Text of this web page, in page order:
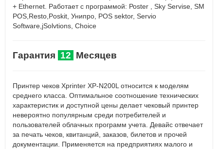
+ Ethernet. Работает с программой: Роster , Sky Servise, SM
POS,Resto,Poskit, Унипро, POS sektor, Servio
Software,jSolvtions, Choice
Гарантия 12 Месяцев
Принтер чеков Xprinter XP-N200L относится к моделям
среднего класса. Оптимальное соотношение технических
характеристик и доступной цены делает чековый принтер
невероятно популярным среди потребителей и
пользователей облачных программ учета. Девайс отвечает
за печать чеков, квитанций, заказов, билетов и прочей
документации. Применяется на предприятиях малого и